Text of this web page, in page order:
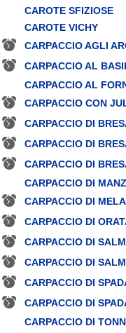
CAROTE SFIZIOSE
CAROTE VICHY
CARPACCIO AGLI
CARPACCIO AL
CARPACCIO AL
CARPACCIO CON
CARPACCIO DI
CARPACCIO DI
CARPACCIO DI
CARPACCIO DI
CARPACCIO DI
CARPACCIO DI
CARPACCIO DI
CARPACCIO DI
CARPACCIO DI
CARPACCIO DI
CARPACCIO DI